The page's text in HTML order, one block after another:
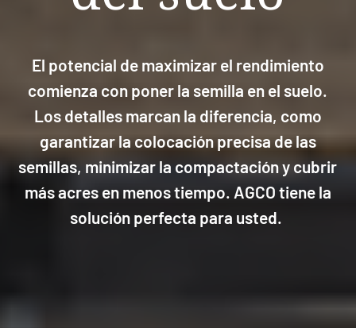
El potencial de maximizar el rendimiento
comienza con poner la semilla en el suelo.
Los detalles marcan la diferencia, como
garantizar la colocación precisa de las
semillas, minimizar la compactación y cubrir
más acres en menos tiempo. AGCO tiene la
solución perfecta para usted.